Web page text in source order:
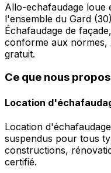
Allo-echafaudage loue
l'ensemble du Gard
Échafaudage de
conforme aux normes,
gratuit.
Ce que nous
Location
Location
suspendus pour tous
constructions,
certifié.